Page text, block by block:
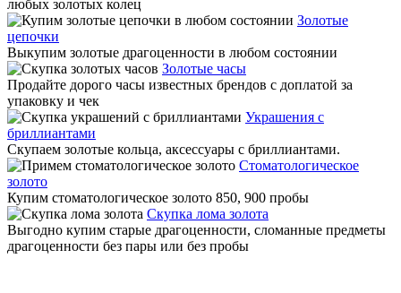
любых золотых колец
Золотые
цепочки
Выкупим золотые драгоценности в любом состоянии
Золотые часы
Продайте дорого часы известных брендов с доплатой за
упаковку и чек
Украшения с
бриллиантами
Скупаем золотые кольца, аксессуары с бриллиантами.
Стоматологическое
золото
Купим стоматологическое золото 850, 900 пробы
Скупка лома золота
Выгодно купим старые драгоценности, сломанные предметы
драгоценности без пары или без пробы